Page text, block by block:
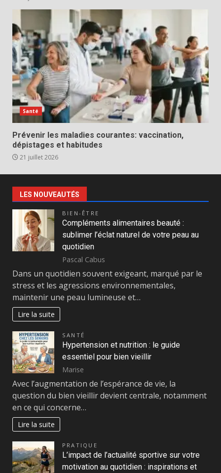
Santé
Prévenir les maladies courantes: vaccination,
dépistages et habitudes
21 juillet 2026
LES NOUVEAUTÉS
BIEN-ÊTRE
Compléments alimentaires beauté :
sublimer l’éclat naturel de votre peau au
quotidien
Pascal Cabus
Dans un quotidien souvent exigeant, marqué par le
stress et les agressions environnementales,
maintenir une peau lumineuse et…
Lire la suite
SANTÉ
Hypertension et nutrition : le guide
essentiel pour bien vieillir
Marise
Avec l’augmentation de l’espérance de vie, la
question du bien vieillir devient centrale, notamment
en ce qui concerne…
Lire la suite
PRATIQUE
L’impact de l’actualité sportive sur votre
motivation au quotidien : inspirations et